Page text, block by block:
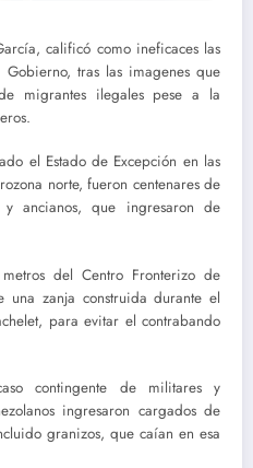
calificó como ineficaces las
tras las imagenes que
migrantes ilegales pese a la
el Estado de Excepción en las
norte, fueron centenares de
y ancianos, que ingresaron de
del Centro Fronterizo de
una zanja construida durante el
para evitar el contrabando
contingente de militares y
ingresaron cargados de
granizos, que caían en esa